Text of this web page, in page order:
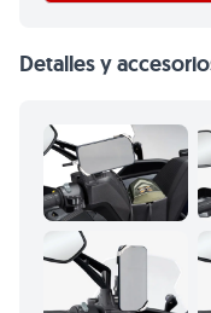
Detalles y